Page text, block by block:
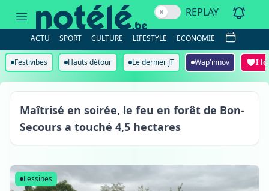
REPLAY
ACTU SPORT CULTURE LIFESTYLE ECONOMIE
Festivibes Hauts détour Le dernier JT Wap'innov I
Bon-Secours
Maîtrisé en soirée, le feu en forêt de Bon-
Secours a touché 4,5 hectares
Lessines